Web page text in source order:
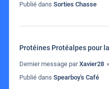
Publié dans Sorties Chasse
Protéines Protéalpes pour
Dernier message parXavier28 «
Publié dans Spearboy's Café